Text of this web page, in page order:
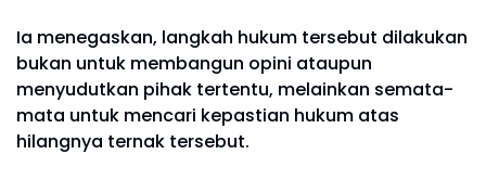
Ia menegaskan, langkah hukum tersebut dilakukan
bukan untuk membangun opini ataupun
menyudutkan pihak tertentu, melainkan semata-
mata untuk mencari kepastian hukum atas
hilangnya ternak tersebut.